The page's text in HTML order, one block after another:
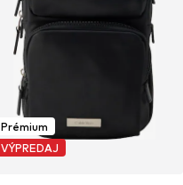
Prémium
VÝPREDAJ